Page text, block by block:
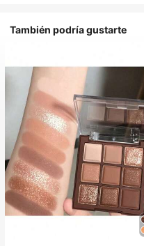
También podría gustarte